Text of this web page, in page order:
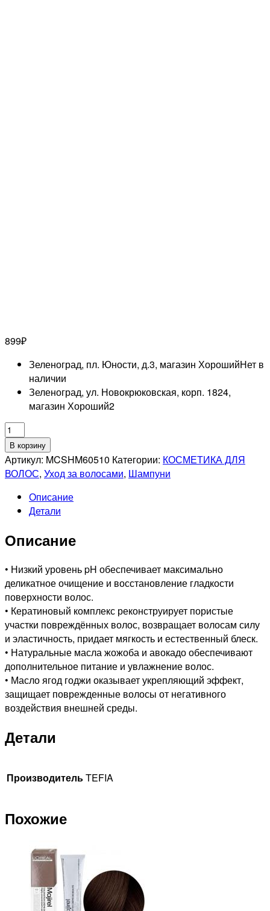
899₽
Зеленоград, пл. Юности, д.3, магазин ХорошийНет в
наличии
Зеленоград, ул. Новокрюковская, корп. 1824,
магазин Хороший2
Количество
товара
TEFIA
PROFESSIONNEL
для
интенсивного
волос,
В корзину
Артикул: MCSHM60510 Категории: КОСМЕТИКА ДЛЯ
ВОЛОС, Уход за волосами, Шампуни
Описание
Детали
Описание
• Низкий уровень pH обеспечивает максимально
деликатное очищение и восстановление гладкости
поверхности волос.
• Кератиновый комплекс реконструирует пористые
участки повреждённых волос, возвращает волосам силу
и эластичность, придает мягкость и естественный блеск.
• Натуральные масла жожоба и авокадо обеспечивают
дополнительное питание и увлажнение волос.
• Масло ягод годжи оказывает укрепляющий эффект,
защищает поврежденные волосы от негативного
воздействия внешней среды.
Детали
ПроизводительTEFIA
Похожие